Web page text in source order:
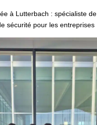
à Lutterbach : spécialiste de
sécurité pour les entreprises